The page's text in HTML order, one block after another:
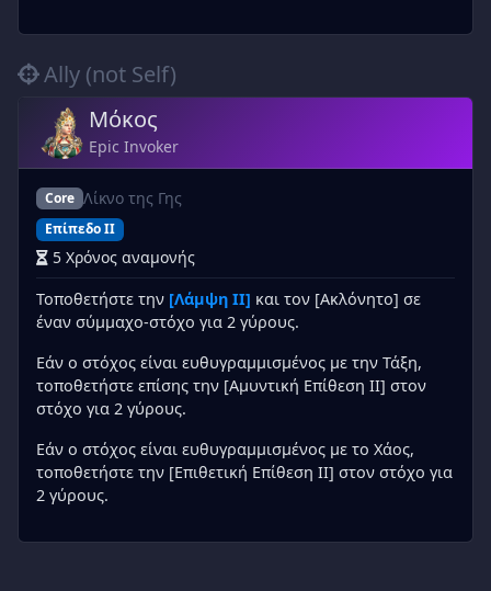
Ally (not Self)
Μόκος
Epic Invoker
Core Λίκνο της Γης
Επίπεδο II
5 Χρόνος αναμονής
Τοποθετήστε την [Λάμψη II] και τον [Ακλόνητο] σε
έναν σύμμαχο-στόχο για 2 γύρους.
Εάν ο στόχος είναι ευθυγραμμισμένος με την Τάξη,
τοποθετήστε επίσης την [Αμυντική Επίθεση II] στον
στόχο για 2 γύρους.
Εάν ο στόχος είναι ευθυγραμμισμένος με το Χάος,
τοποθετήστε την [Επιθετική Επίθεση II] στον στόχο για
2 γύρους.